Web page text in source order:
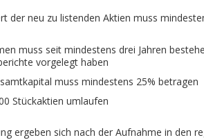
der neu zu listenden Aktien muss
muss seit mindestens drei Jahren
vorgelegt haben
muss mindestens 25% betragen
Stückaktien umlaufen
ergeben sich nach der Aufnahme in den